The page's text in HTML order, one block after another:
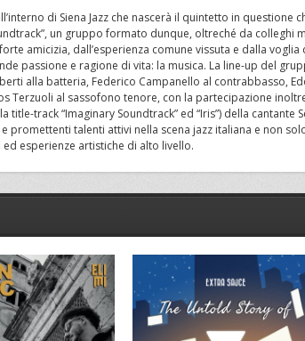
di Siena Jazz che nascerà il quintetto in questione
un gruppo formato dunque, oltreché da colleghi
amicizia, dall’esperienza comune vissuta e dalla
passione e ragione di vita: la musica. La line-up del
alla batteria, Federico Campanello al contrabbasso,
Terzuoli al sassofono tenore, con la partecipazione
title-track “Imaginary Soundtrack” ed “Iris”) della cantante
promettenti talenti attivi nella scena jazz italiana e non
esperienze artistiche di alto livello.